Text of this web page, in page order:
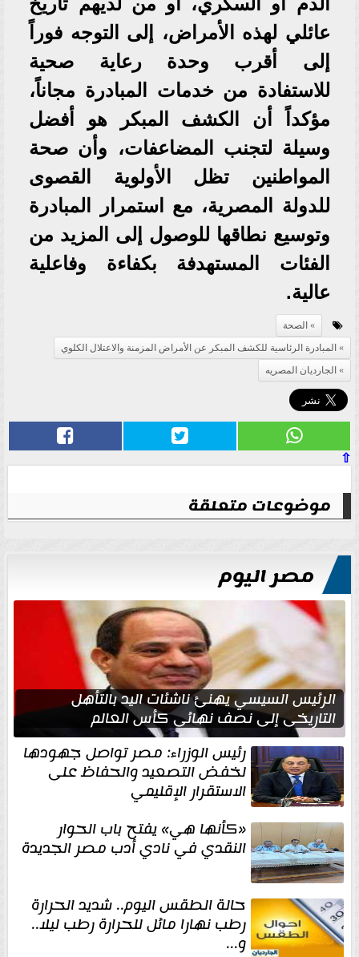
عائلي لهذه الأمراض، إلى التوجه فوراً
إلى أقرب وحدة رعاية صحية
للاستفادة من خدمات المبادرة مجاناً،
مؤكداً أن الكشف المبكر هو أفضل
وسيلة لتجنب المضاعفات، وأن صحة
المواطنين تظل الأولوية القصوى
للدولة المصرية، مع استمرار المبادرة
وتوسيع نطاقها للوصول إلى المزيد من
الفئات المستهدفة بكفاءة وفاعلية
عالية.
الصحة
المبادرة الرئاسية للكشف المبكر عن الأمراض المزمنة والاعتلال الكلوي
الجارديان المصريه
⇧
موضوعات متعلقة
مصر اليوم
الرئيس السيسي يهنئ ناشئات اليد بالتأهل
التاريخي إلى نصف نهائي كأس العالم
رئيس الوزراء: مصر تواصل جهودها
لخفض التصعيد والحفاظ على
الاستقرار الإقليمي
«كأنها هي» يفتح باب الحوار
النقدي في نادي أدب مصر الجديدة
حالة الطقس اليوم.. شديد الحرارة
رطب نهارا مائل للحرارة رطب ليلا..
و...